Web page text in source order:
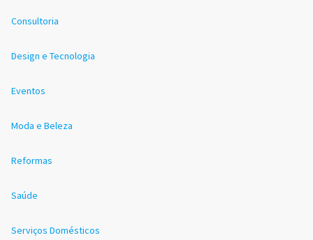
Consultoria
Design e Tecnologia
Eventos
Moda e Beleza
Reformas
Saúde
Serviços Domésticos